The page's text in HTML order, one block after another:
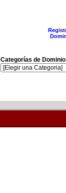
Categorías de